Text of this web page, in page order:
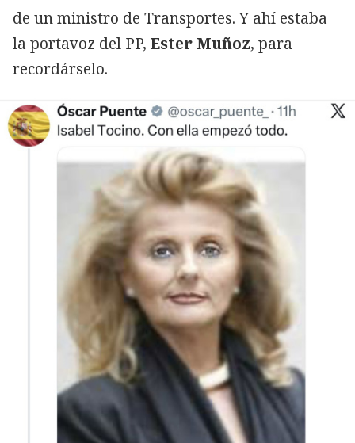
de un ministro de Transportes. Y ahí estaba
la portavoz del PP, Ester Muñoz, para
recordárselo.